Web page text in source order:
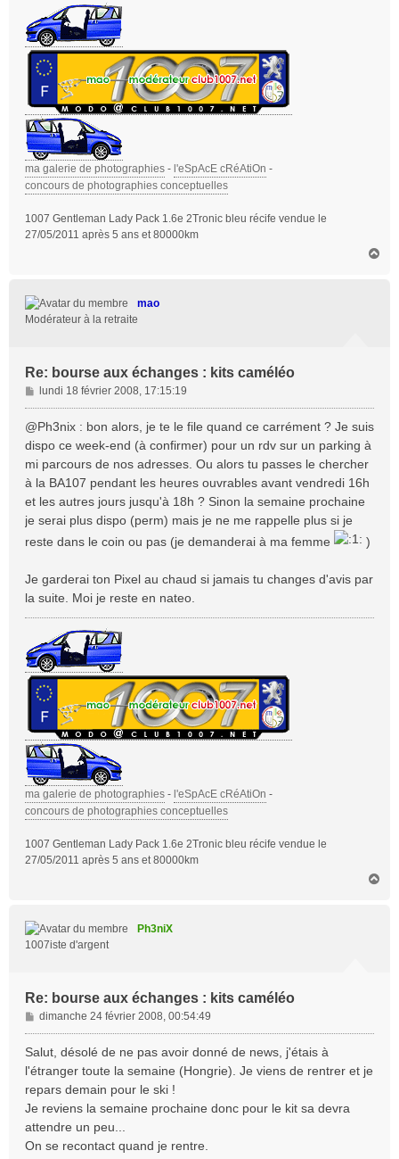
ma galerie de photographies - l'eSpAcE cRéAtiOn -
concours de photographies conceptuelles
1007 Gentleman Lady Pack 1.6e 2Tronic bleu récife vendue le
27/05/2011 après 5 ans et 80000km
mao
Modérateur à la retraite
Re: bourse aux échanges : kits caméléo
M
e
s
g
e
lundi 18 février 2008, 17:15:19
@Ph3nix : bon alors, je te le file quand ce carrément ? Je suis
dispo ce week-end (à confirmer) pour un rdv sur un parking à
mi parcours de nos adresses. Ou alors tu passes le chercher
à la BA107 pendant les heures ouvrables avant vendredi 16h
et les autres jours jusqu'à 18h ? Sinon la semaine prochaine
je serai plus dispo (perm) mais je ne me rappelle plus si je
reste dans le coin ou pas (je demanderai à ma femme
)
Je garderai ton Pixel au chaud si jamais tu changes d'avis par
la suite. Moi je reste en nateo.
ma galerie de photographies - l'eSpAcE cRéAtiOn -
concours de photographies conceptuelles
1007 Gentleman Lady Pack 1.6e 2Tronic bleu récife vendue le
27/05/2011 après 5 ans et 80000km
Ph3niX
1007iste d'argent
Re: bourse aux échanges : kits caméléo
M
e
s
s
g
e
dimanche 24 février 2008, 00:54:49
Salut, désolé de ne pas avoir donné de news, j'étais à
l'étranger toute la semaine (Hongrie). Je viens de rentrer et je
repars demain pour le ski !
Je reviens la semaine prochaine donc pour le kit sa devra
attendre un peu...
On se recontact quand je rentre.